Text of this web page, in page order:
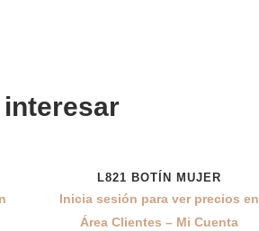
interesar
L821 BOTÍN MUJER
Inicia sesión para ver precios en
Área Clientes – Mi Cuenta